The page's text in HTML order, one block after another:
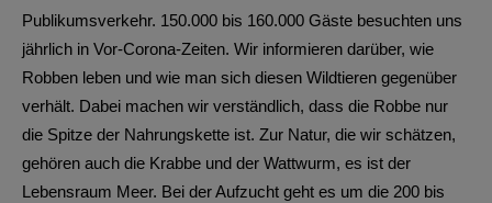
Publikumsverkehr. 150.000 bis 160.000 Gäste besuchten uns
jährlich in Vor-Corona-Zeiten. Wir informieren darüber, wie
Robben leben und wie man sich diesen Wildtieren gegenüber
verhält. Dabei machen wir verständlich, dass die Robbe nur
die Spitze der Nahrungskette ist. Zur Natur, die wir schätzen,
gehören auch die Krabbe und der Wattwurm, es ist der
Lebensraum Meer. Bei der Aufzucht geht es um die 200 bis